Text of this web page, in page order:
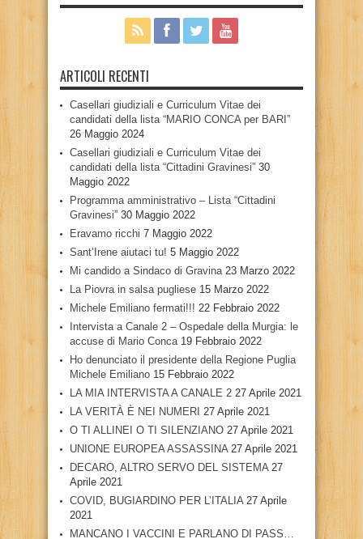
ARTICOLI RECENTI
Casellari giudiziali e Curriculum Vitae dei
candidati della lista “MARIO CONCA per BARI”
26 Maggio 2024
Casellari giudiziali e Curriculum Vitae dei
candidati della lista “Cittadini Gravinesi” 30
Maggio 2022
Programma amministrativo – Lista “Cittadini
Gravinesi” 30 Maggio 2022
Eravamo ricchi 7 Maggio 2022
Sant’Irene aiutaci tu! 5 Maggio 2022
Mi candido a Sindaco di Gravina 23 Marzo 2022
La Piovra in salsa pugliese 15 Marzo 2022
Michele Emiliano fermati!!! 22 Febbraio 2022
Intervista a Canale 2 – Ospedale della Murgia: le
accuse di Mario Conca 19 Febbraio 2022
Ho denunciato il presidente della Regione Puglia
Michele Emiliano 15 Febbraio 2022
LA MIA INTERVISTA A CANALE 2 27 Aprile 2021
LA VERITÀ È NEI NUMERI 27 Aprile 2021
O TI ALLINEI O TI SILENZIANO 27 Aprile 2021
UNIONE EUROPEA ASSASSINA 27 Aprile 2021
DECARO, ALTRO SERVO DEL SISTEMA 27
Aprile 2021
COVID, BUGIARDINO PER L’ITALIA 27 Aprile
2021
MANCANO I VACCINI E PARLANO DI PASS…